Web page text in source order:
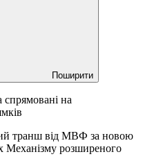
Поширити
спрямовані на
транш від МВФ за новою
розширеного